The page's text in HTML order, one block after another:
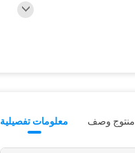
معلومات تفصيلية منتوج وصف